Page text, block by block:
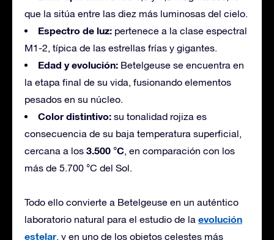
que la sitúa entre las diez más luminosas del cielo.
Espectro de luz: pertenece a la clase espectral
M1-2, típica de las estrellas frías y gigantes.
Edad y evolución: Betelgeuse se encuentra en
la etapa final de su vida, fusionando elementos
pesados en su núcleo.
Color distintivo: su tonalidad rojiza es
consecuencia de su baja temperatura superficial,
cercana a los 3.500 °C, en comparación con los
más de 5.700 °C del Sol.
Todo ello convierte a Betelgeuse en un auténtico
laboratorio natural para el estudio de la evolución
estelar, y en uno de los objetos celestes más